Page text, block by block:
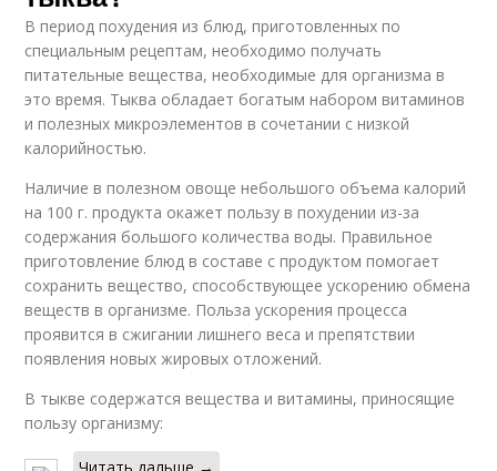
В период похудения из блюд, приготовленных по
специальным рецептам, необходимо получать
питательные вещества, необходимые для организма в
это время. Тыква обладает богатым набором витаминов
и полезных микроэлементов в сочетании с низкой
калорийностью.
Наличие в полезном овоще небольшого объема калорий
на 100 г. продукта окажет пользу в похудении из-за
содержания большого количества воды. Правильное
приготовление блюд в составе с продуктом помогает
сохранить вещество, способствующее ускорению обмена
веществ в организме. Польза ускорения процесса
проявится в сжигании лишнего веса и препятствии
появления новых жировых отложений.
В тыкве содержатся вещества и витамины, приносящие
пользу организму: